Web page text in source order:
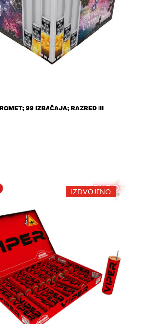
Dodaj U Košaricu
99 IZBAČAJA; RAZRED III
IZDVOJENO